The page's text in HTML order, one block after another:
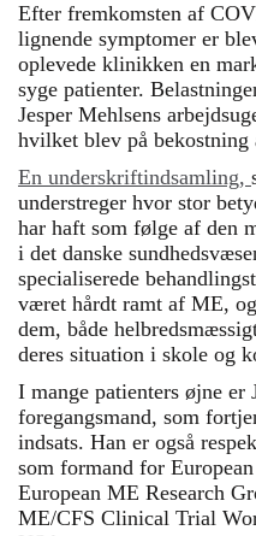
Efter fremkomsten af
lignende symptomer er
oplevede klinikken en
syge patienter.
Jesper Mehlsens
hvilket blev på bekostning
En underskriftindsamling,
understreger hvor stor
har haft som følge af den
i det danske
specialiserede
været hårdt ramt af ME,
dem, både
deres situation i skole og
I mange patienters øjne er
foregangsmand, som
indsats. Han er også
som formand for
European ME Research
ME/CFS Clinical Trial